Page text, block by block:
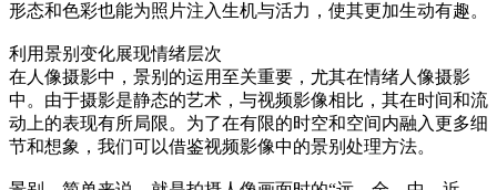
形态和色彩也能为照片注入生机与活力，使其更加生动有趣。
利用景别变化展现情绪层次
在人像摄影中，景别的运用至关重要，尤其在情绪人像摄影
中。由于摄影是静态的艺术，与视频影像相比，其在时间和流
动上的表现有所局限。为了在有限的时空和空间内融入更多细
节和想象，我们可以借鉴视频影像中的景别处理方法。